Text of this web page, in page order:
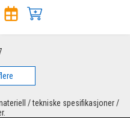
/ tekniske spesifikasjoner /